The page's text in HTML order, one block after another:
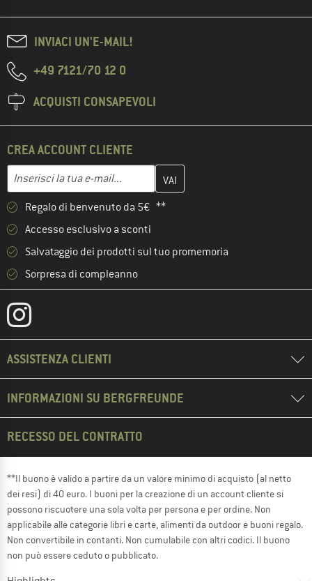
INVIACI UN'E-MAIL!
+49 7121/70 12 0
ACQUISTI CONSAPEVOLI
CREA ACCOUNT CLIENTE
Indirizzo e-mail
Inserisci qui il tuo indirizzo e-mail e crea il tuo account cliente
Regalo di benvenuto da 5€ **
Accesso esclusivo a sconti
Salvataggio dei prodotti sul tuo promemoria
Sorpresa di compleanno
ASSISTENZA CLIENTI
INFORMAZIONI SU BERGFREUNDE
RECESSO DEL CONTRATTO
**Il buono è valido a partire da un valore minimo di acquisto (al netto
dei resi) di 40 euro. I buoni per la creazione di un account cliente si
possono riscuotere una sola volta per persona e per ordine. Non
applicabile alle categorie libri e carte, alimenti da outdoor e buoni regalo.
Non convertibile in contanti. Non cumulabile con altri codici. Il buono
non può essere ceduto o pubblicato.